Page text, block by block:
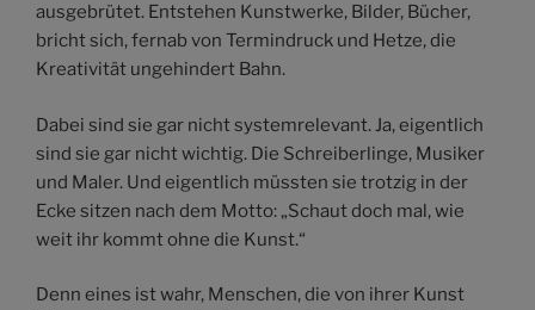
ausgebrütet. Entstehen Kunstwerke, Bilder, Bücher,
bricht sich, fernab von Termindruck und Hetze, die
Kreativität ungehindert Bahn.
Dabei sind sie gar nicht systemrelevant. Ja, eigentlich
sind sie gar nicht wichtig. Die Schreiberlinge, Musiker
und Maler. Und eigentlich müssten sie trotzig in der
Ecke sitzen nach dem Motto: „Schaut doch mal, wie
weit ihr kommt ohne die Kunst.“
Denn eines ist wahr, Menschen, die von ihrer Kunst